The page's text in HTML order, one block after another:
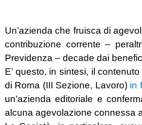
Un’azienda che fruisca di
contribuzione corrente –
Previdenza – decade dai
E’ questo, in sintesi, il
di Roma (III Sezione, Lavoro) in
un’azienda editoriale e
alcuna agevolazione connessa